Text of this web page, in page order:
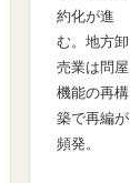
約化が進
む。地方卸
売業は問屋
機能の再構
築で再編が
頻発。